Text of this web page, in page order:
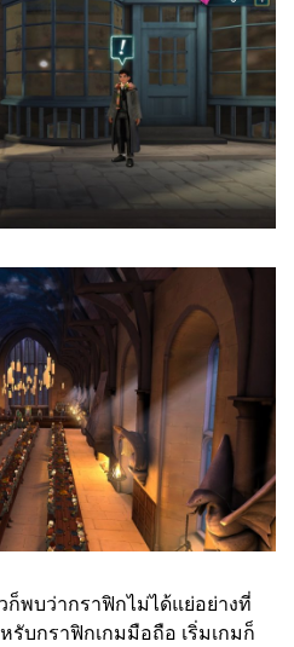
ก็พบว่ากราฟิกไม่ได้แย่อย่างที่
บกราฟิกเกมมือถือ เริ่มเกมก็